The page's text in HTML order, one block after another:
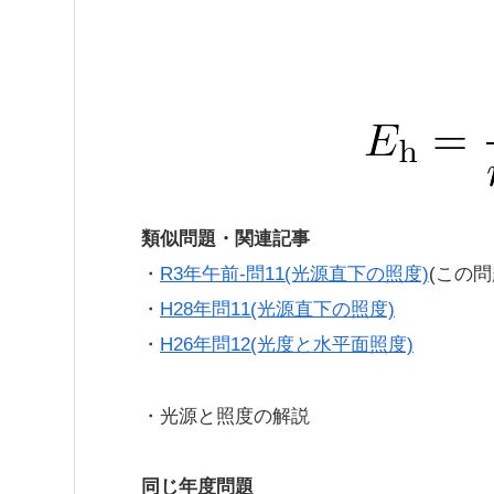
類似問題・関連記事
・ R3年午前-問11(光源直下の照度)(この
・ H28年問11(光源直下の照度)
・ H26年問12(光度と水平面照度)
・光源と照度の解説
同じ年度問題